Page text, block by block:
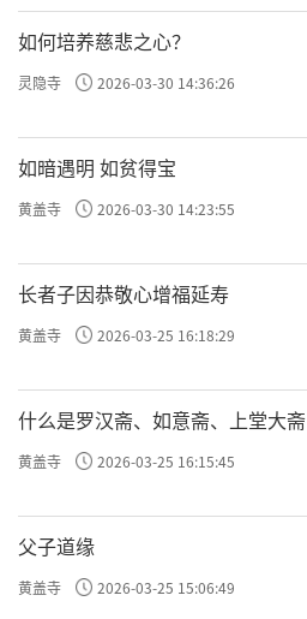
如何培养慈悲之心？
灵隐寺 2026-03-30 14:36:26
如暗遇明 如贫得宝
黄盖寺 2026-03-30 14:23:55
长者子因恭敬心增福延寿
黄盖寺 2026-03-25 16:18:29
什么是罗汉斋、如意斋、上堂大斋
黄盖寺 2026-03-25 16:15:45
父子道缘
黄盖寺 2026-03-25 15:06:49